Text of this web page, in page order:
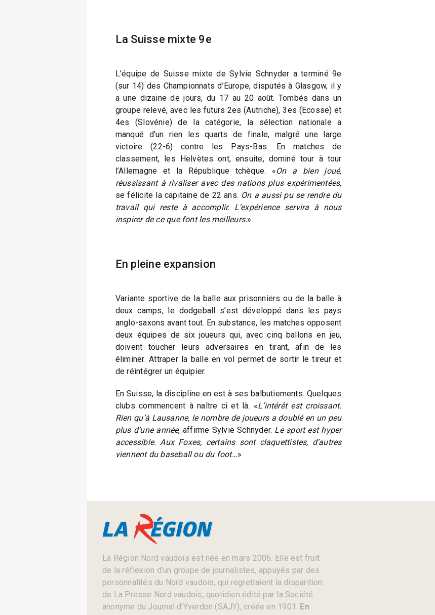
La Suisse mixte 9e
L’équipe de Suisse mixte de Sylvie Schnyder a terminé 9e
(sur 14) des Championnats d’Europe, disputés à Glasgow, il y
a une dizaine de jours, du 17 au 20 août. Tombés dans un
groupe relevé, avec les futurs 2es (Autriche), 3es (Ecosse) et
4es (Slovénie) de la catégorie, la sélection nationale a
manqué d’un rien les quarts de finale, malgré une large
victoire (22-6) contre les Pays-Bas. En matches de
classement, les Helvètes ont, ensuite, dominé tour à tour
l’Allemagne et la République tchèque. «On a bien joué,
réussissant à rivaliser avec des nations plus expérimentées,
se félicite la capitaine de 22 ans. On a aussi pu se rendre du
travail qui reste à accomplir. L’expérience servira à nous
inspirer de ce que font les meilleurs.»
En pleine expansion
Variante sportive de la balle aux prisonniers ou de la balle à
deux camps, le dodgeball s’est développé dans les pays
anglo-saxons avant tout. En substance, les matches opposent
deux équipes de six joueurs qui, avec cinq ballons en jeu,
doivent toucher leurs adversaires en tirant, afin de les
éliminer. Attraper la balle en vol permet de sortir le tireur et
de réintégrer un équipier.
En Suisse, la discipline en est à ses balbutiements. Quelques
clubs commencent à naître ci et là. «L’intérêt est croissant.
Rien qu’à Lausanne, le nombre de joueurs a doublé en un peu
plus d’une année, affirme Sylvie Schnyder. Le sport est hyper
accessible. Aux Foxes, certains sont claquettistes, d’autres
viennent du baseball ou du foot…»
La Région Nord vaudois est née en mars 2006. Elle est fruit
de la réflexion d’un groupe de journalistes, appuyés par des
personnalités du Nord vaudois, qui regrettaient la disparition
de La Presse Nord vaudois, quotidien édité par la Société
anonyme du Journal d’Yverdon (SAJY), créée en 1901. En